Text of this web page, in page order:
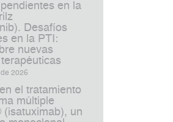
en la
Desafíos
en la PTI:
nuevas
2026
el tratamiento
múltiple
(isatuximab), un